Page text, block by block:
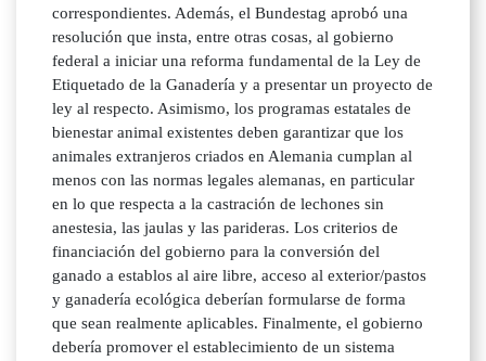
correspondientes. Además, el Bundestag aprobó una
resolución que insta, entre otras cosas, al gobierno
federal a iniciar una reforma fundamental de la Ley de
Etiquetado de la Ganadería y a presentar un proyecto de
ley al respecto. Asimismo, los programas estatales de
bienestar animal existentes deben garantizar que los
animales extranjeros criados en Alemania cumplan al
menos con las normas legales alemanas, en particular
en lo que respecta a la castración de lechones sin
anestesia, las jaulas y las parideras. Los criterios de
financiación del gobierno para la conversión del
ganado a establos al aire libre, acceso al exterior/pastos
y ganadería ecológica deberían formularse de forma
que sean realmente aplicables. Finalmente, el gobierno
debería promover el establecimiento de un sistema